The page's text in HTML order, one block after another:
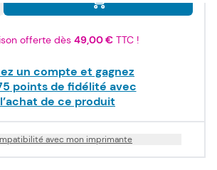
offerte dès 49,00 €TTC !
un compte et gagnez
points de fidélité avec
l’achat de ce produit
avec mon imprimante